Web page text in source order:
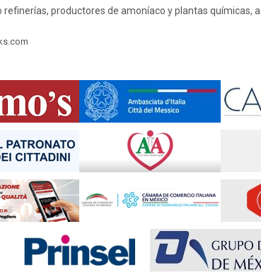
productores de amoníaco y plantas químicas,